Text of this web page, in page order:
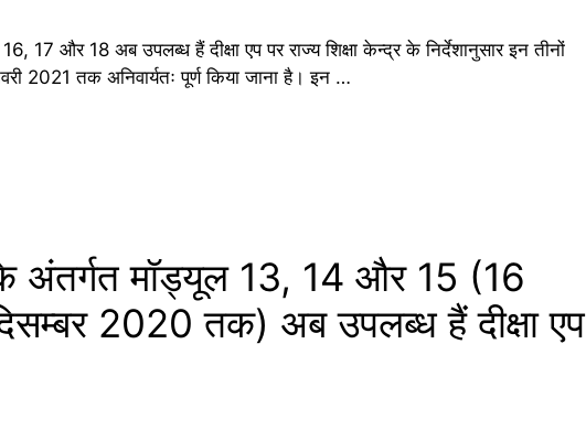
17 और 18 अब उपलब्ध हैं दीक्षा एप पर राज्य शिक्षा केन्द्र के निर्देशानुसार इन तीनों
2021 तक अनिवार्यतः पूर्ण किया जाना है। इन …
के अंतर्गत मॉड्यूल 13, 14 और 15 (16
2020 तक) अब उपलब्ध हैं दीक्षा एप